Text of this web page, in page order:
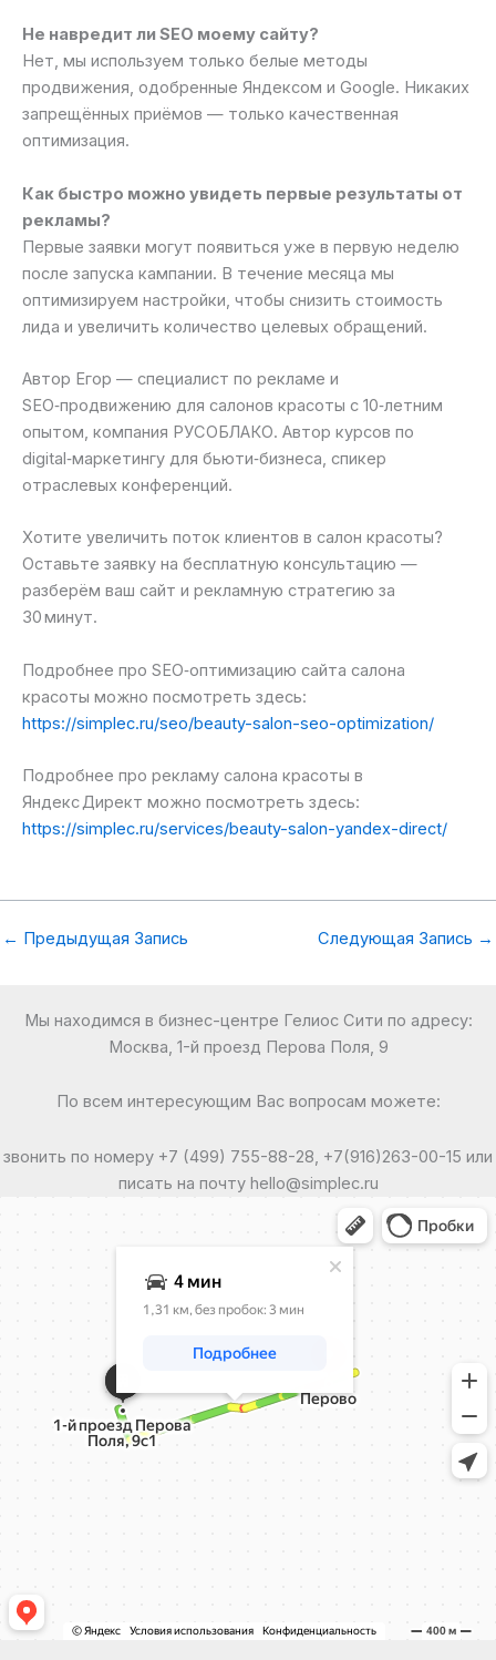
Не навредит ли SEO моему сайту?
Нет, мы используем только белые методы
продвижения, одобренные Яндексом и Google. Никаких
запрещённых приёмов — только качественная
оптимизация.
Как быстро можно увидеть первые результаты от
рекламы?
Первые заявки могут появиться уже в первую неделю
после запуска кампании. В течение месяца мы
оптимизируем настройки, чтобы снизить стоимость
лида и увеличить количество целевых обращений.
Автор Егор — специалист по рекламе и
SEO‑продвижению для салонов красоты с 10‑летним
опытом, компания РУСОБЛАКО. Автор курсов по
digital‑маркетингу для бьюти‑бизнеса, спикер
отраслевых конференций.
Хотите увеличить поток клиентов в салон красоты?
Оставьте заявку на бесплатную консультацию —
разберём ваш сайт и рекламную стратегию за
30 минут.
Подробнее про SEO‑оптимизацию сайта салона
красоты можно посмотреть здесь:
https://simplec.ru/seo/beauty-salon-seo-optimization/
Подробнее про рекламу салона красоты в
Яндекс Директ можно посмотреть здесь:
https://simplec.ru/services/beauty-salon-yandex-direct/
← Предыдущая Запись Следующая Запись →
Мы находимся в бизнес-центре Гелиос Сити по адресу:
Москва, 1-й проезд Перова Поля, 9
По всем интересующим Вас вопросам можете:
звонить по номеру +7 (499) 755-88-28, +7(916)263-00-15 или
писать на почту hello@simplec.ru